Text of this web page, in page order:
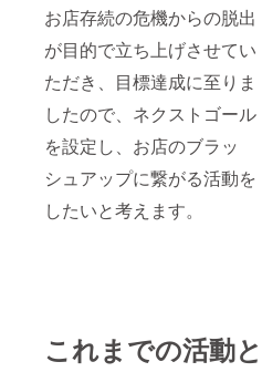
お店存続の危機からの脱出
が目的で立ち上げさせてい
ただき、目標達成に至りま
したので、ネクストゴール
を設定し、お店のブラッ
シュアップに繋がる活動を
したいと考えます。
これまでの活動と